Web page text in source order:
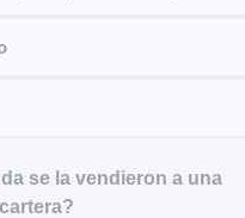
se la vendieron a una